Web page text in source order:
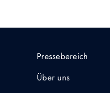
Pressebereich
Über uns